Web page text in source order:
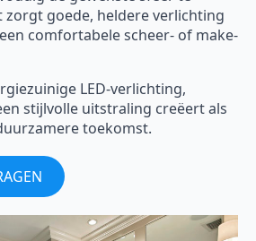
zorgt goede, heldere verlichting
comfortabele scheer- of make-
LED-verlichting,
stijlvolle uitstraling creëert als
toekomst.